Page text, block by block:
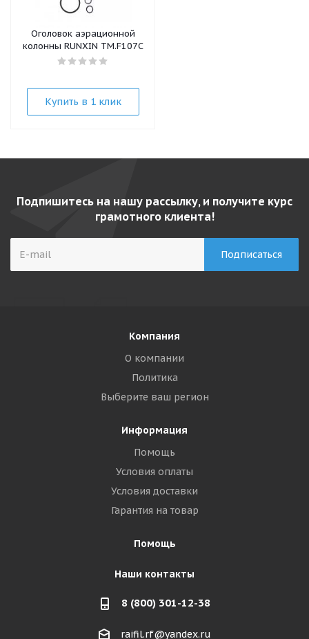
Оголовок аэрационной
колонны RUNXIN TM.F107C
Купить в 1 клик
Подпишитесь на нашу рассылку, и получите курс
грамотного клиента!
Компания
О компании
Политика
Выберите ваш регион
Информация
Помощь
Условия оплаты
Условия доставки
Гарантия на товар
Помощь
Наши контакты
8 (800) 301-12-38
raifil.rf@yandex.ru